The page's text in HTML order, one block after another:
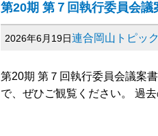
第20期 第７回執行委員会議
2026年6月19日連合岡山トピッ
第20期 第７回執行委員会議案
で、ぜひご観覧ください。 過